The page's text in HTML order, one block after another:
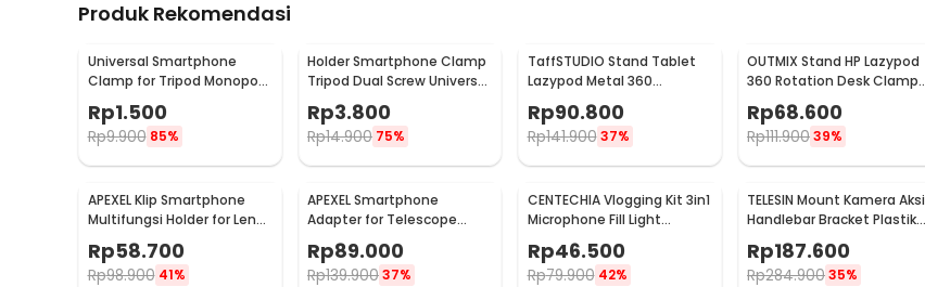
Produk Rekomendasi
Universal Smartphone
Clamp for Tripod Monopod
SC-M
Rp1.500
Rp9.900 85%
Holder Smartphone Clamp
Tripod Dual Screw Universal
1/4 Inch - RV79
Rp3.800
Rp14.900 75%
TaffSTUDIO Stand Tablet
Lazypod Metal 360
Rotation 4-6.7 Inch -
DONGC-001
Rp90.800
Rp141.900 37%
OUTMIX Stand HP Lazypod
360 Rotation Desk Clamp
Portable Phone Holder -
NB-35P
Rp68.600
Rp111.90039%
APEXEL Klip Smartphone
Multifungsi Holder for Lens
Telescope 95mm - APL-
F001
Rp58.700
Rp98.900 41%
APEXEL Smartphone
Adapter for Telescope
Microscope Binocular
95mm - APL-F002
Rp89.000
Rp139.90037%
CENTECHIA Vlogging Kit 3in1
Microphone Fill Light
Flexibel Tripod - AY-49
Rp46.500
Rp79.900 42%
TELESIN Mount Kamera Aksi
Handlebar Bracket Plastik
for GoPro DJI - GP-HBM-
003
Rp187.600
Rp284.90035%